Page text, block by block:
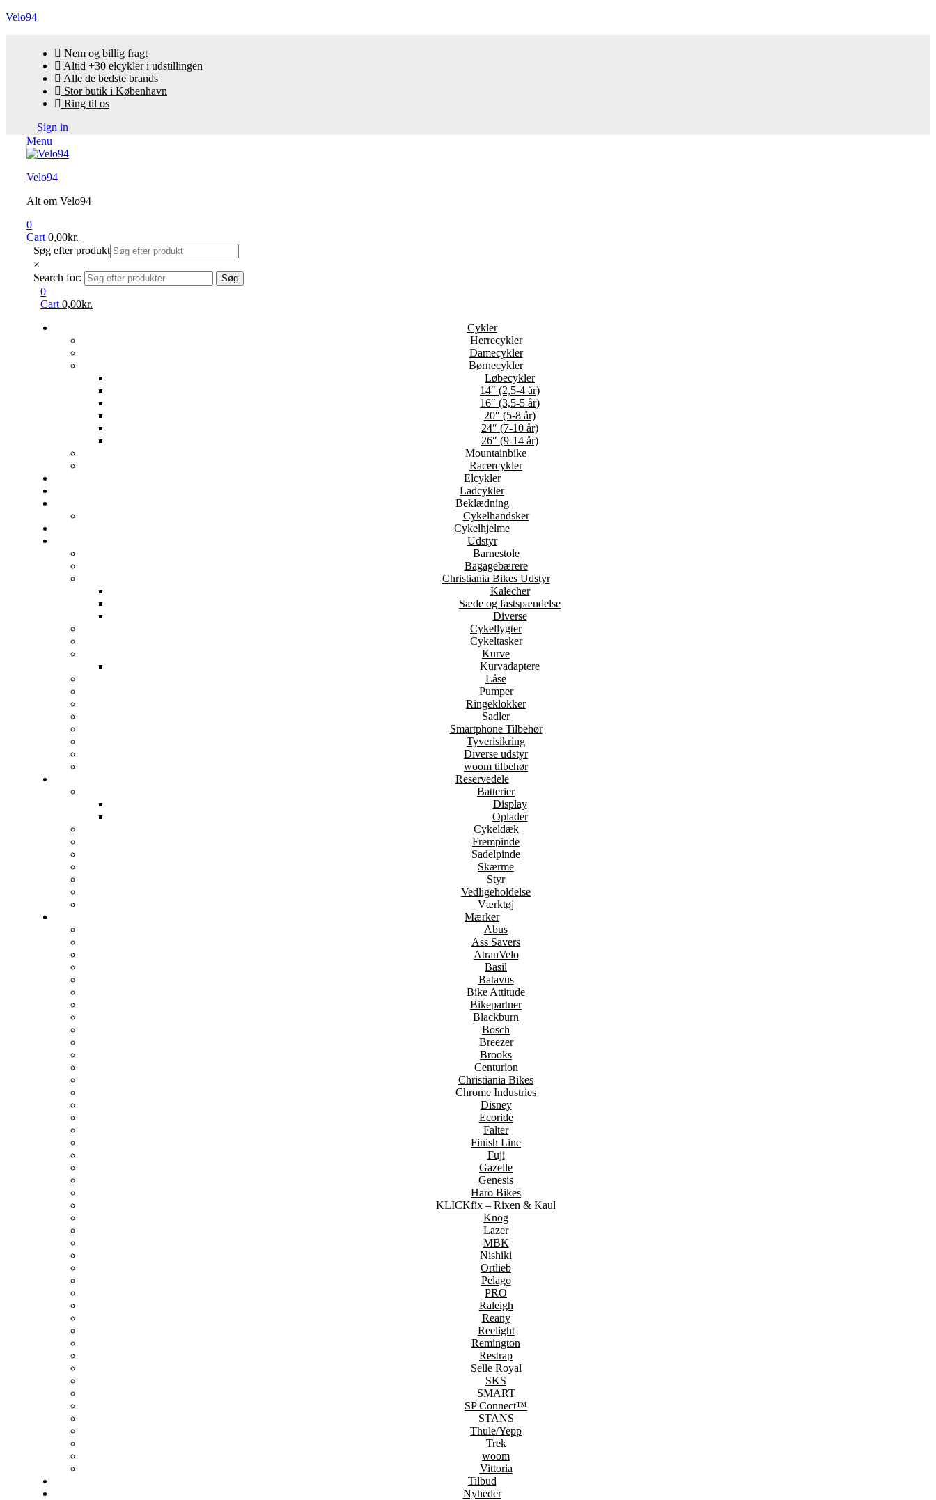
Velo94
Nem og billig fragt
Altid +30 elcykler i udstillingen
Alle de bedste brands
Stor butik i København
Ring til os
Sign in
Menu
Velo94
Alt om Velo94
0
Cart 0,00kr.
Søg efter produkt
×
Search for:
Søg
0
Cart 0,00kr.
Cykler
Herrecykler
Damecykler
Børnecykler
Løbecykler
14″ (2,5-4 år)
16″ (3,5-5 år)
20″ (5-8 år)
24″ (7-10 år)
26″ (9-14 år)
Mountainbike
Racercykler
Elcykler
Ladcykler
Beklædning
Cykelhandsker
Cykelhjelme
Udstyr
Barnestole
Bagagebærere
Christiania Bikes Udstyr
Kalecher
Sæde og fastspændelse
Diverse
Cykellygter
Cykeltasker
Kurve
Kurvadaptere
Låse
Pumper
Ringeklokker
Sadler
Smartphone Tilbehør
Tyverisikring
Diverse udstyr
woom tilbehør
Reservedele
Batterier
Display
Oplader
Cykeldæk
Frempinde
Sadelpinde
Skærme
Styr
Vedligeholdelse
Værktøj
Mærker
Abus
Ass Savers
AtranVelo
Basil
Batavus
Bike Attitude
Bikepartner
Blackburn
Bosch
Breezer
Brooks
Centurion
Christiania Bikes
Chrome Industries
Disney
Ecoride
Falter
Finish Line
Fuji
Gazelle
Genesis
Haro Bikes
KLICKfix – Rixen & Kaul
Knog
Lazer
MBK
Nishiki
Ortlieb
Pelago
PRO
Raleigh
Reany
Reelight
Remington
Restrap
Selle Royal
SKS
SMART
SP Connect™
STANS
Thule/Yepp
Trek
woom
Vittoria
Tilbud
Nyheder